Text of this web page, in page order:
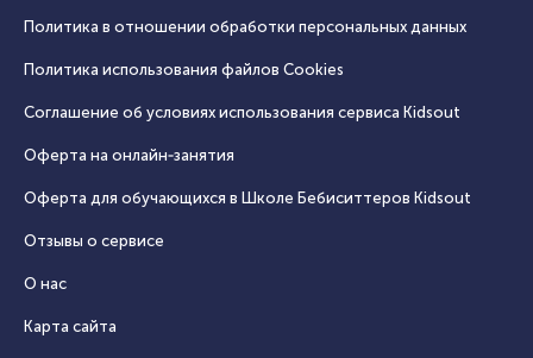
Политика в отношении обработки персональных данных
Политика использования файлов Cookies
Соглашение об условиях использования сервиса Кidsout
Оферта на онлайн‑занятия
Оферта для обучающихся в Школе Бебиситтеров Kidsout
Отзывы о сервисе
О нас
Карта сайта